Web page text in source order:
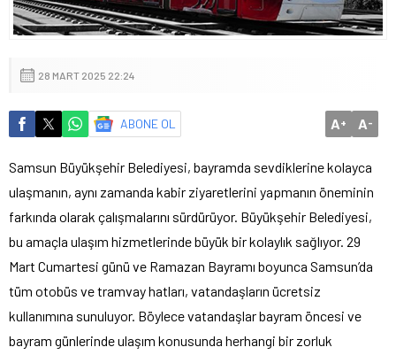
28 MART 2025 22:24
ABONE OL A+ A-
Samsun Büyükşehir Belediyesi, bayramda sevdiklerine kolayca
ulaşmanın, aynı zamanda kabir ziyaretlerini yapmanın öneminin
farkında olarak çalışmalarını sürdürüyor. Büyükşehir Belediyesi,
bu amaçla ulaşım hizmetlerinde büyük bir kolaylık sağlıyor. 29
Mart Cumartesi günü ve Ramazan Bayramı boyunca Samsun’da
tüm otobüs ve tramvay hatları, vatandaşların ücretsiz
kullanımına sunuluyor. Böylece vatandaşlar bayram öncesi ve
bayram günlerinde ulaşım konusunda herhangi bir zorluk